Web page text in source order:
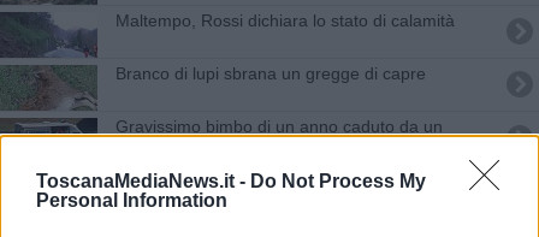
ToscanaMediaNews.it - Do Not Process My
Personal Information
Maltempo, Rossi dichiara lo stato di calamità
Branco di lupi sbrana un gregge di capre
Gravissimo bimbo di un anno caduto da un
Fallita la società Aeroporto di Capannori